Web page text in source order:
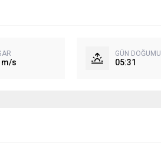
m/s
GÜN DOĞUMU
05:31